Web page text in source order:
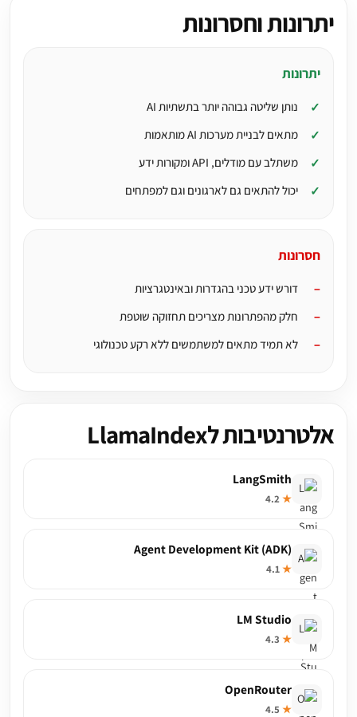
יתרונות וחסרונות
יתרונות
נותן שליטה גבוהה יותר בתשתיות AI
מתאים לבניית מערכות AI מותאמות
משתלב עם מודלים, API ומקורות ידע
יכול להתאים גם לארגונים וגם למפתחים
חסרונות
דורש ידע טכני בהגדרות ובאינטגרציות
חלק מהפתרונות מצריכים תחזוקה שוטפת
לא תמיד מתאים למשתמשים ללא רקע טכנולוגי
אלטרנטיבות לLlamaIndex
LangSmith
★
Agent Development Kit (ADK)
★
LM Studio
★
OpenRouter
★